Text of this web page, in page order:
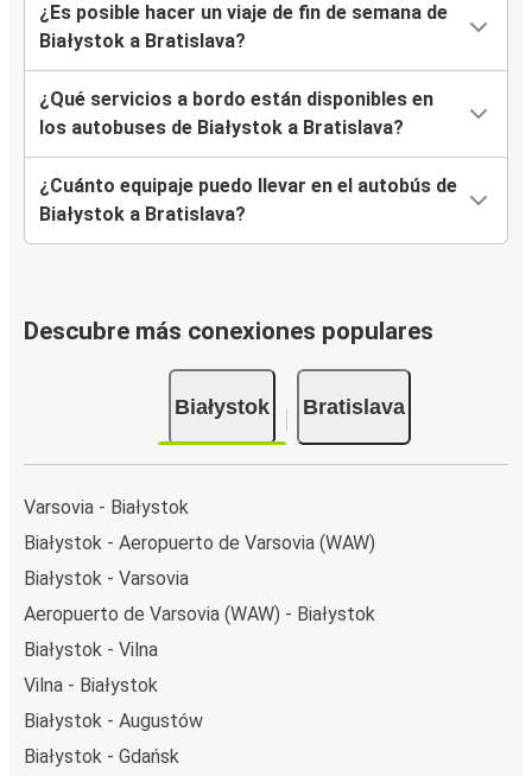
¿Es posible hacer un viaje de fin de semana de
Białystok a Bratislava?
¿Qué servicios a bordo están disponibles en
los autobuses de Białystok a Bratislava?
¿Cuánto equipaje puedo llevar en el autobús de
Białystok a Bratislava?
Descubre más conexiones populares
Białystok Bratislava
Varsovia - Białystok
Białystok - Aeropuerto de Varsovia (WAW)
Białystok - Varsovia
Aeropuerto de Varsovia (WAW) - Białystok
Białystok - Vilna
Vilna - Białystok
Białystok - Augustów
Białystok - Gdańsk